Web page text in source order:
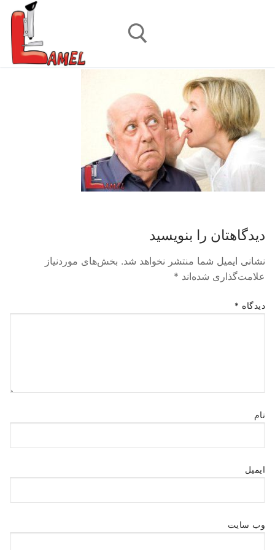
جستجو برای:
دیدگاهتان را بنویسید
نشانی ایمیل شما منتشر نخواهد شد. بخش‌های موردنیاز
علامت‌گذاری شده‌اند *
دیدگاه *
نام
ایمیل
وب‌ سایت